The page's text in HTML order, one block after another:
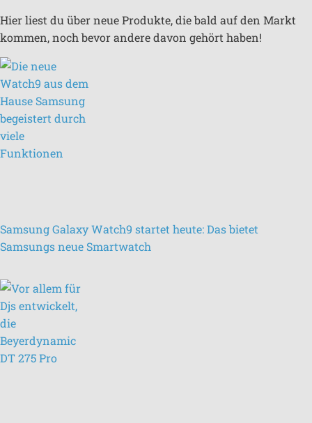
Hier liest du über neue Produkte, die bald auf den Markt
kommen, noch bevor andere davon gehört haben!
Samsung Galaxy Watch9 startet heute: Das bietet
Samsungs neue Smartwatch